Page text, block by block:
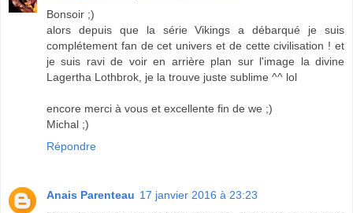
Bonsoir ;)
alors depuis que la série Vikings a débarqué je suis
complétement fan de cet univers et de cette civilisation ! et
je suis ravi de voir en arrière plan sur l'image la divine
Lagertha Lothbrok, je la trouve juste sublime ^^ lol
encore merci à vous et excellente fin de we ;)
Michal ;)
Répondre
Anais Parenteau 17 janvier 2016 à 23:23